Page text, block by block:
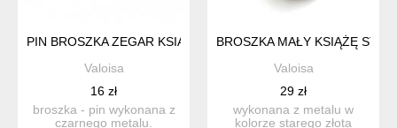
PIN BROSZKA ZEGAR KSIĄŻKA DLA MIŁOŚNIKÓW CZYTANIA
Valoisa
16 zł
broszka - pin wykonana z
czarnego metalu.
BROSZKA MAŁY KSIĄŻĘ
Valoisa
29 zł
wykonana z metalu w
kolorze starego złota